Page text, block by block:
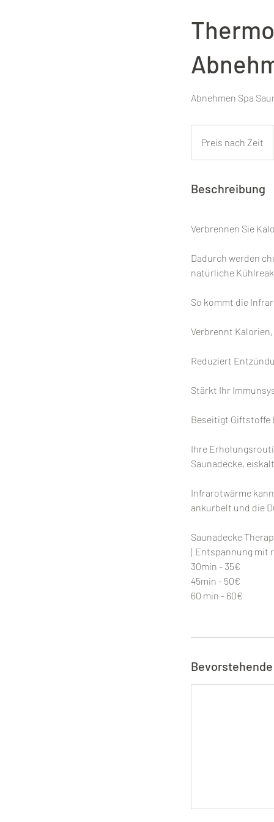
Abnehmen Spa
Preis nach Zeit
Beschreibung
Verbrennen Sie
Dadurch werden
natürliche
So kommt die
Verbrennt
Reduziert
Stärkt Ihr
Beseitigt Giftstoffe
Ihre
Saunadecke,
Infrarotwärme
ankurbelt und die
Saunadecke
( Entspannung mit
30min - 35€
45min - 50€
60 min - 60€